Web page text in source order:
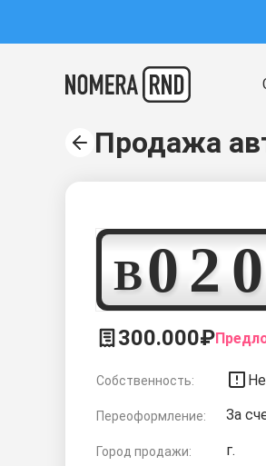
Продажа
В0
300.000₽
Собственность:
Переоформление: За
Город продажи: г.